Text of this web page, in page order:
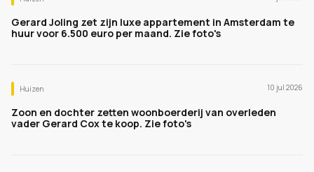
Gerard Joling zet zijn luxe appartement in Amsterdam te
huur voor 6.500 euro per maand. Zie foto's
Huizen 10 jul 2026
Zoon en dochter zetten woonboerderij van overleden
vader Gerard Cox te koop. Zie foto's